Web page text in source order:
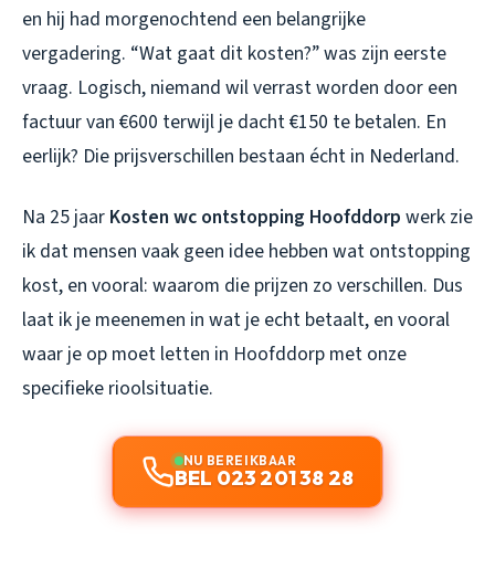
en hij had morgenochtend een belangrijke
vergadering. “Wat gaat dit kosten?” was zijn eerste
vraag. Logisch, niemand wil verrast worden door een
factuur van €600 terwijl je dacht €150 te betalen. En
eerlijk? Die prijsverschillen bestaan écht in Nederland.
Na 25 jaar Kosten wc ontstopping Hoofddorp werk zie
ik dat mensen vaak geen idee hebben wat ontstopping
kost, en vooral: waarom die prijzen zo verschillen. Dus
laat ik je meenemen in wat je echt betaalt, en vooral
waar je op moet letten in Hoofddorp met onze
specifieke rioolsituatie.
NU BEREIKBAAR
BEL 023 201 38 28